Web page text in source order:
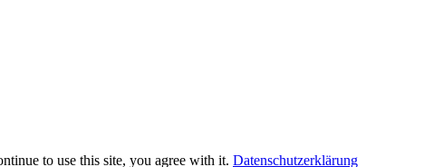
to use this site, you agree with it. Datenschutzerklärung